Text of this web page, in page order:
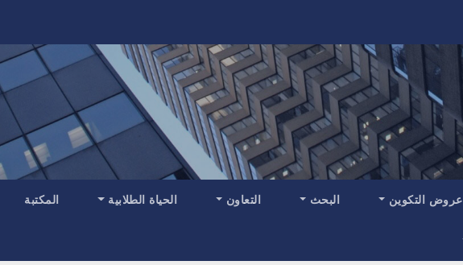
عروض التكوين البحث التعاون الحياة الطلابية المكتبة